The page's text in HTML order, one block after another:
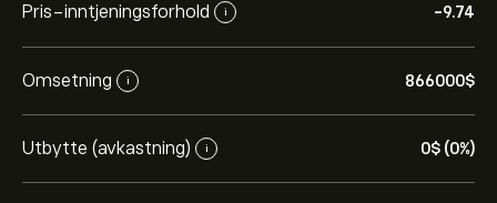
Pris-inntjeningsforhold i -9.74
Omsetning i 866000‎$‎
Utbytte (avkastning) i 0‎$‎ (0%)